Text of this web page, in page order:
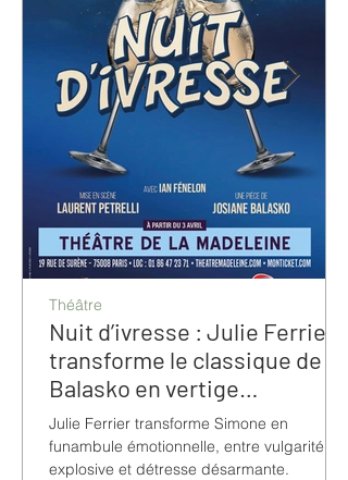
Nuit d’ivresse : Julie Ferrier
transforme le classique de
Balasko en vertige
bouleversant
Julie Ferrier transforme Simone en
funambule émotionnelle, entre vulgarité
explosive et détresse désarmante.
Théâtre